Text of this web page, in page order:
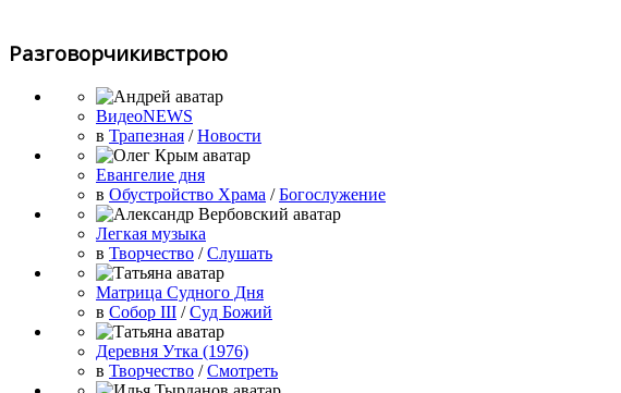
Разговорчикивстрою
ВидеоNEWS
в Трапезная /Новости
Евангелие дня
в Обустройство Храма /Богослужение
Легкая музыка
в Творчество /Слушать
Матрица Судного Дня
в Собор III /Суд Божий
Деревня Утка (1976)
в Творчество /Смотреть